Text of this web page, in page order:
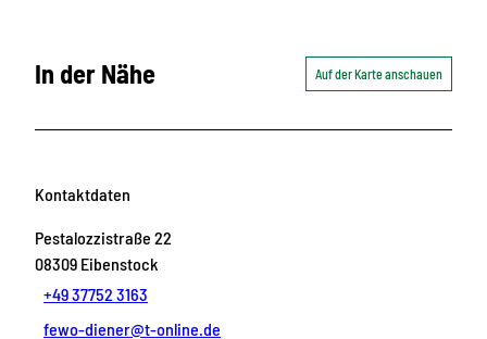
In der Nähe Auf der Karte anschauen
Kontaktdaten
Pestalozzistraße 22
08309 Eibenstock
+49 37752 3163
fewo-diener@t-online.de